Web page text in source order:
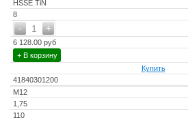
HSSE TiN
8
+
- 1
6 128.00 руб
+ В корзину
Купить
41840301200
M12
1,75
110